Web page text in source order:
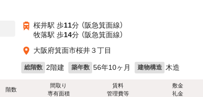
桜井駅 歩11分 （阪急箕面線）
牧落駅 歩14分 （阪急箕面線）
大阪府箕面市桜井３丁目
総階数 2階建 築年数 56年10ヶ月 建物構造 木造
階数
間取り
専有面積
賃料
管理費等
敷金
礼金